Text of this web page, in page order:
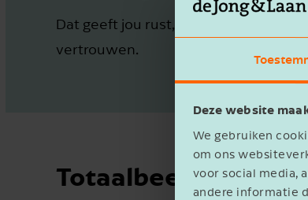
Deze website
We gebruiken
om ons
voor social media,
andere informatie
Dat geeft jou rust, zekerheid en
vertrouwen.
Totaalbeeld